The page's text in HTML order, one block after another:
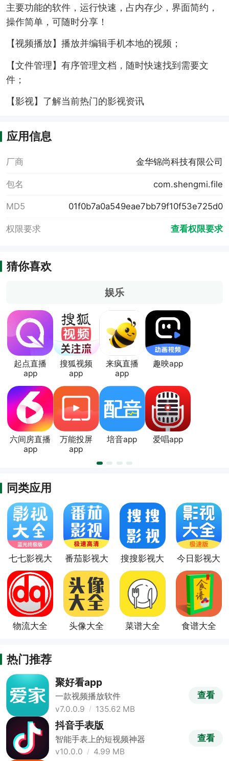
主要功能的软件，运行快速，占内存少，界面简约，
操作简单，可随时分享！
【视频播放】播放并编辑手机本地的视频；
【文件管理】有序管理文档，随时快速找到需要文
件；
【影视】了解当前热门的影视资讯
应用信息
厂商 金华锦尚科技有限公司
包名 com.shengmi.file
MD5 01f0b7a0a549eae7bb79f10f53e725d0
权限要求 查看权限要求
猜你喜欢
娱乐
起点直播
app
搜狐视频
app
来疯直播
app
趣映app
六间房直播
app
万能投屏
app
培音app 爱唱app
同类应用
七七影视大
番茄影视大
搜搜影视大
今日影视大
物流大全
头像大全
菜谱大全
食谱大全
热门推荐
聚好看app
一款视频播放软件
v7.0.0.9
135.62 MB
查看
抖音手表版
智能手表上的短视频神器
v10.0.0
4.99 MB
查看